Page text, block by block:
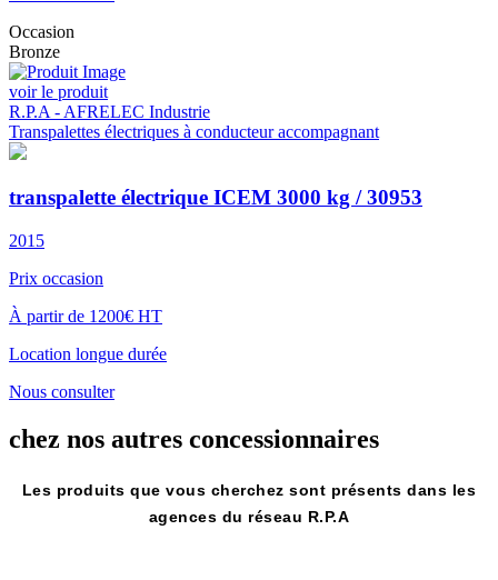
Occasion
Bronze
voir le produit
R.P.A - AFRELEC Industrie
Transpalettes électriques à conducteur accompagnant
transpalette électrique ICEM 3000 kg / 30953
2015
Prix occasion
À partir de 1200€ HT
Location longue durée
Nous consulter
chez nos autres concessionnaires
Les produits que vous cherchez sont présents dans les
agences du réseau R.P.A